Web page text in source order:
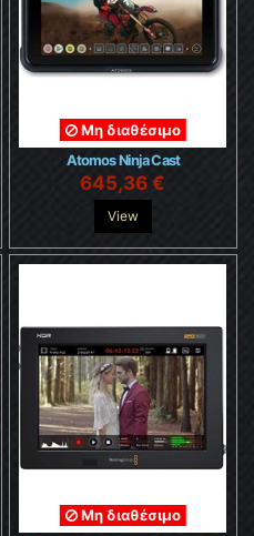
Μη διαθέσιμο
Atomos Ninja Cast
645,36 €
View
Μη διαθέσιμο